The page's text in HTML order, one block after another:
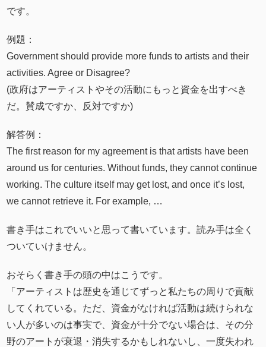
です。
例題：
Government should provide more funds to artists and their
activities. Agree or Disagree?
(政府はアーティストやその活動にもっと資金を出すべき
だ。賛成ですか、反対ですか)
解答例：
The first reason for my agreement is that artists have been
around us for centuries. Without funds, they cannot continue
working. The culture itself may get lost, and once it’s lost,
we cannot retrieve it. For example, …
書き手はこれでいいと思って書いています。読み手は全く
ついていけません。
おそらく書き手の頭の中はこうです。
「アーティストは歴史を通じてずっと私たちの周りで貢献
してくれている。ただ、資金がなければ活動は続けられな
い人が多いのは事実で、資金が十分でない場合は、その分
野のアートが衰退・消失するかもしれないし、一度失われ